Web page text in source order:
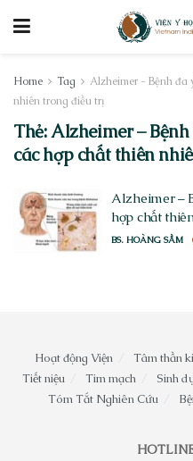
Home Tag
Alzheimer - Bệnh đa
nhiên trong điều trị
Thẻ:Alzheimer –
các hợp chất thiên
Alzheimer –
hợp chất
BS. HOÀNG SẦM
Hoạt động Viện Tâm thần
Tiết niệu
Tim mạch Sinh
Tóm Tắt Nghiên Cứu